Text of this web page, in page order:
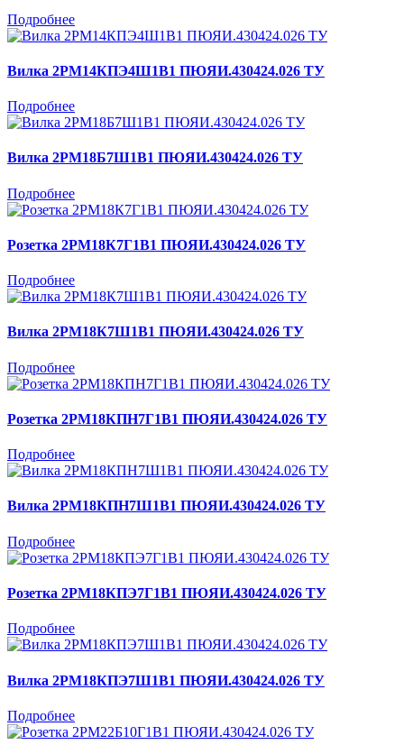
Подробнее
Вилка 2РМ14КПЭ4Ш1В1 ПЮЯИ.430424.026 ТУ
Подробнее
Вилка 2РМ18Б7Ш1В1 ПЮЯИ.430424.026 ТУ
Подробнее
Розетка 2РМ18К7Г1В1 ПЮЯИ.430424.026 ТУ
Подробнее
Вилка 2РМ18К7Ш1В1 ПЮЯИ.430424.026 ТУ
Подробнее
Розетка 2РМ18КПН7Г1В1 ПЮЯИ.430424.026 ТУ
Подробнее
Вилка 2РМ18КПН7Ш1В1 ПЮЯИ.430424.026 ТУ
Подробнее
Розетка 2РМ18КПЭ7Г1В1 ПЮЯИ.430424.026 ТУ
Подробнее
Вилка 2РМ18КПЭ7Ш1В1 ПЮЯИ.430424.026 ТУ
Подробнее